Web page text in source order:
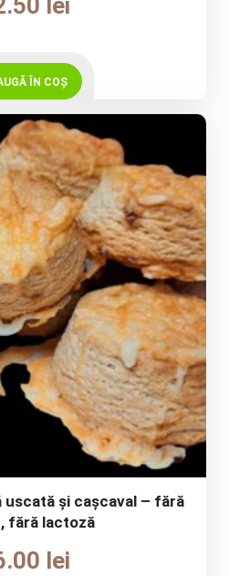
ÎN COȘ
uscată și cașcaval – fără
fără lactoză
lei